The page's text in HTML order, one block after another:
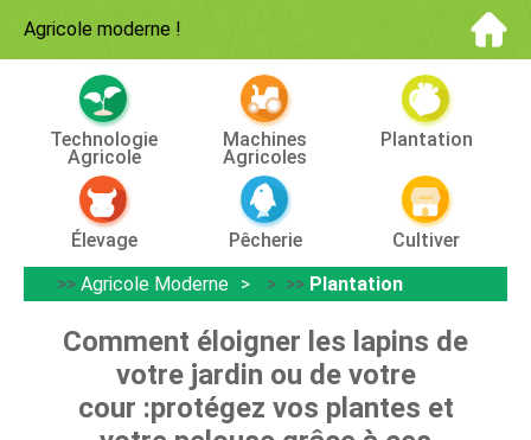
Agricole moderne !
Technologie
Agricole
Machines
Agricoles
Plantation
Élevage Pêcherie
Cultiver
>> Agricole Moderne > >> Plantation
Comment éloigner les lapins de
votre jardin ou de votre
cour :protégez vos plantes et